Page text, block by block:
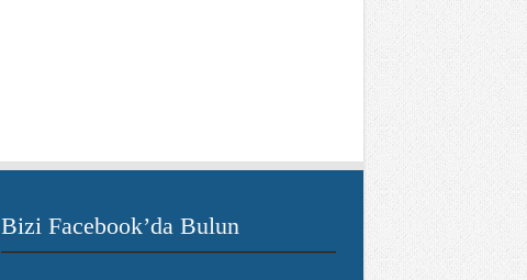
Bizi Facebook’da Bulun